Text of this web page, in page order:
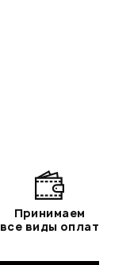
Принимаем
все виды оплат